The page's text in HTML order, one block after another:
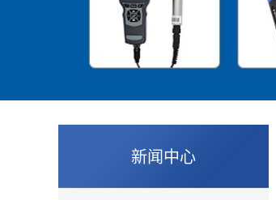
新闻中心